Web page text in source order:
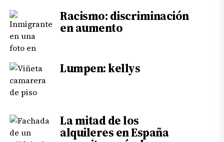
Racismo: discriminación
en aumento
Lumpen: kellys
La mitad de los
alquileres en España